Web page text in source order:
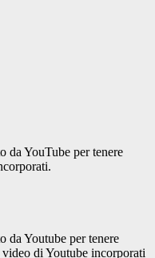
da YouTube per tenere
da Youtube per tenere
di Youtube incorporati